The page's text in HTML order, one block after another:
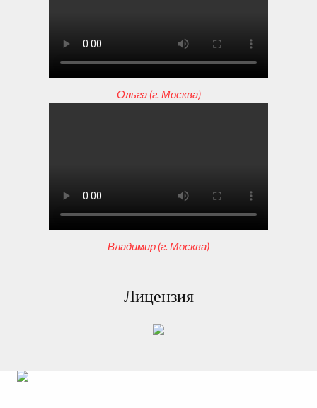
Ольга (г. Москва)
Владимир (г. Москва)
Лицензия